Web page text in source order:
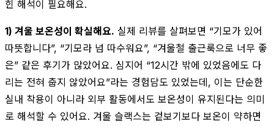
힌 해석이 필요해요.
1) 겨울 보온성이 확실해요. 실제 리뷰를 살펴보면 “기모가 있어
따뜻합니다”, “기모라 넘 따수워요”, “겨울철 출근룩으로 너무 좋
은” 같은 후기가 많았어요. 심지어 “12시간 밖에 있었음에도 다
리는 전혀 춥지 않았어요”라는 경험담도 있었는데, 이는 단순한
실내 착용이 아니라 외부 활동에서도 보온성이 유지된다는 의미
로 해석할 수 있어요. 겨울 슬랙스는 겉보기보다 보온이 약하면